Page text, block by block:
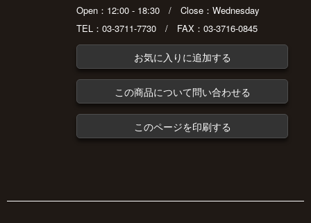
Open：12:00 - 18:30 / Close：Wednesday
TEL：03-3711-7730 / FAX：03-3716-0845
お気に入りに追加する
この商品について問い合わせる
このページを印刷する